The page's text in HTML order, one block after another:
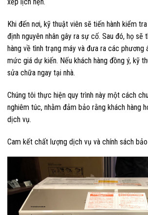
Khi đến nơi, kỹ thuật viên sẽ tiến hành kiểm
định nguyên nhân gây ra sự cố. Sau đó, họ sẽ
hàng về tình trạng máy và đưa ra các phương
mức giá dự kiến. Nếu khách hàng đồng ý, kỹ
sửa chữa ngay tại nhà.
Chúng tôi thực hiện quy trình này một cách
nghiêm túc, nhằm đảm bảo rằng khách hàng
dịch vụ.
Cam kết chất lượng dịch vụ và chính sách bảo